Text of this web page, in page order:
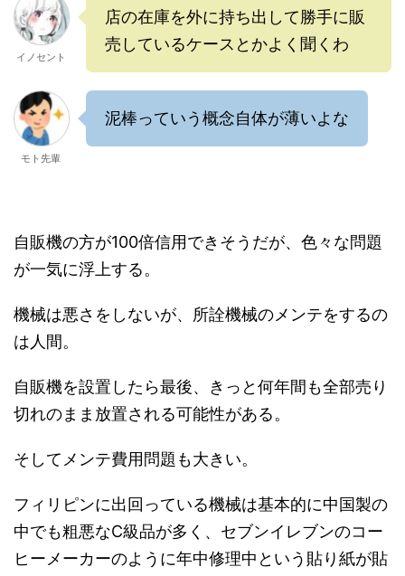
イノセント
店の在庫を外に持ち出して勝手に販
売しているケースとかよく聞くわ
モト先輩
泥棒っていう概念自体が薄いよな
自販機の方が100倍信用できそうだが、色々な問題
が一気に浮上する。
機械は悪さをしないが、所詮機械のメンテをするの
は人間。
自販機を設置したら最後、きっと何年間も全部売り
切れのまま放置される可能性がある。
そしてメンテ費用問題も大きい。
フィリピンに出回っている機械は基本的に中国製の
中でも粗悪なC級品が多く、セブンイレブンのコー
ヒーメーカーのように年中修理中という貼り紙が貼